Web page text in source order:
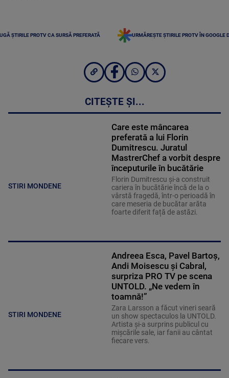
ȘTIRILE PROTV CA SURSĂ PREFERATĂ URMĂREȘTE ȘTIRILE PROTV ÎN GOOGLE
CITEȘTE ȘI...
STIRI MONDENE
Care este mâncarea
preferată a lui Florin
Dumitrescu. Juratul
MastrerChef a vorbit despre
începuturile în bucătărie
Florin Dumitrescu și-a construit
cariera în bucătărie încă de la o
vârstă fragedă, într-o perioadă în
care meseria de bucătar arăta
foarte diferit față de astăzi.
STIRI MONDENE
Andreea Esca, Pavel Bartoș,
Andi Moisescu și Cabral,
surpriza PRO TV pe scena
UNTOLD. „Ne vedem în
toamnă!”
Zara Larsson a făcut vineri seară
un show spectaculos la UNTOLD.
Artista și-a surprins publicul cu
mișcările sale, iar fanii au cântat
fiecare vers.